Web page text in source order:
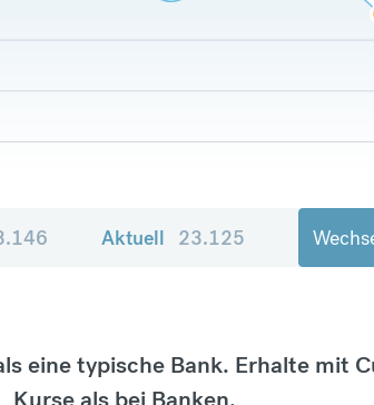
Aktuell 23.125
eine typische Bank. Erhalte mit
Kurse als bei Banken.